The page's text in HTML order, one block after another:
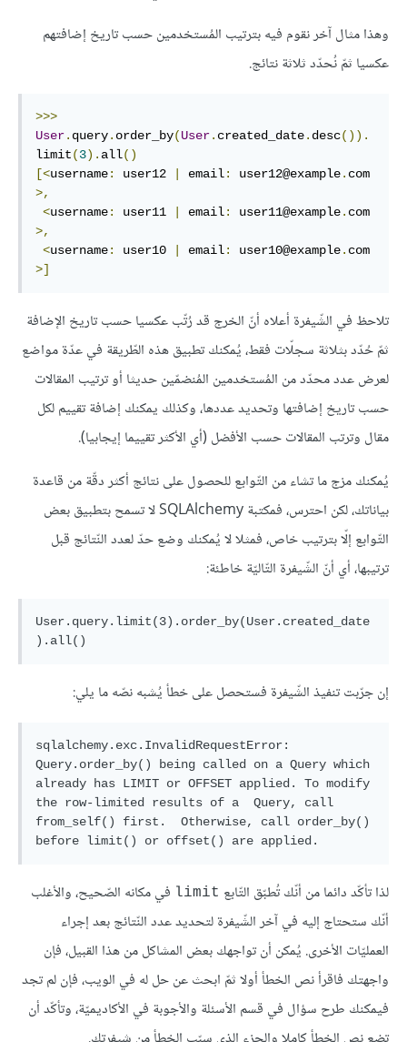
وهذا مثال آخر نقوم فيه بترتيب المُستخدمين حسب تاريخ إضافتهم
عكسيا ثمّ نُحدّد ثلاثة نتائج.
>>>
User. query. order_by(User. created_date. desc()).
limit(3). all()
[<username: user12 email: user12@example.
>,
<username: user11 email: user11@example.
>,
<username: user10 email: user10@example.
>]
تلاحظ في الشّيفرة أعلاه أنّ الخرج قد رُتّب عكسيا حسب تاريخ الإضافة
ثمّ حُدّد بثلاثة سجلّات فقط، يُمكنك تطبيق هذه الطّريقة في عدّة مواضع
لعرض عدد محدّد من المُستخدمين المُنضمّين حديثا أو ترتيب المقالات
حسب تاريخ إضافتها وتحديد عددها، وكذلك يمكنك إضافة تقييم لكل
مقال وترتب المقالات حسب الأفضل (أي الأكثر تقييما إيجابيا).
يُمكنك مزج ما تشاء من التّوابع للحصول على نتائج أكثر دقّة من قاعدة
بياناتك، لكن احترس، فمكتبة SQLAlchemy لا تسمح بتطبيق بعض
التّوابع إلّا بترتيب خاص، فمثلا لا يُمكنك وضع حدّ لعدد النّتائج قبل
ترتيبها، أي أنّ الشّيفرة التّاليّة خاطئة:
User.query.limit(3).order_by(User.created_date
إن جرّبت تنفيذ الشّيفرة فستحصل على خطأ يُشبه نصّه ما يلي:
sqlalchemy.exc.InvalidRequestError:
Query.order_by() being called on a Query which
already has LIMIT or OFFSET applied. To modify
the row-limited results of a  Query, call
from_self() first.  Otherwise, call order_by()
لذا تأكّد دائما من أنّك تُطبّق التّابع limit في مكانه الصّحيح، والأغلب
أنّك ستحتاج إليه في آخر الشّيفرة لتحديد عدد النّتائج بعد إجراء
العمليّات الأخرى. يُمكن أن تواجهك بعض المشاكل من هذا القبيل، فإن
واجهتك فاقرأ نص الخطأ أولا ثمّ ابحث عن حل له في الويب، فإن لم تجد
فيمكنك طرح سؤال في قسم الأسئلة والأجوبة في الأكاديميّة، وتأكّد أن